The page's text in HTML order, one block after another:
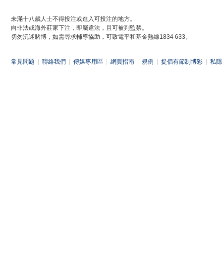
未滿十八歲人士不得投注或進入可投注的地方。
向非法或海外莊家下注，即屬違法，且可被判監禁。
切勿沉迷賭博，如需尋求輔導協助，可致電平和基金熱線1834 633。
常見問題 聯絡我們 傳媒專用區 網頁指南 規例 提倡有節制博彩 私